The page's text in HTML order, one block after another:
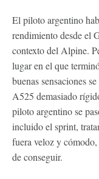
El piloto argentino
rendimiento desde el
contexto del Alpine.
lugar en el que
buenas sensaciones
A525 demasiado
piloto argentino se
incluido el sprint,
fuera veloz y
de conseguir.